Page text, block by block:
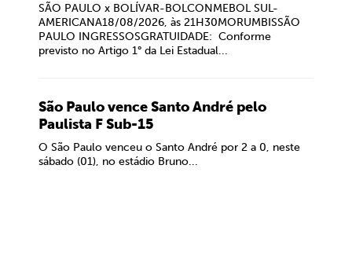
SÃO PAULO x BOLÍVAR-BOLCONMEBOL SUL-
AMERICANA18/08/2026, às 21H30MORUMBISSÃO
PAULO INGRESSOSGRATUIDADE: Conforme
previsto no Artigo 1° da Lei Estadual...
São Paulo vence Santo André pelo
Paulista F Sub-15
O São Paulo venceu o Santo André por 2 a 0, neste
sábado (01), no estádio Bruno...